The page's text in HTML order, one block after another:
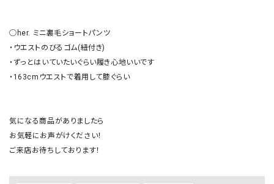
◯her. ミニ裏毛ショートパンツ
・ウエストのびるゴム(紐付き)
・ずっとはいていたいぐらい履き心地いいです
・163cmウエストで着用して膝ぐらい
気になる商品がありましたら
お気軽にお声がけください！
ご来店お待ちしております！